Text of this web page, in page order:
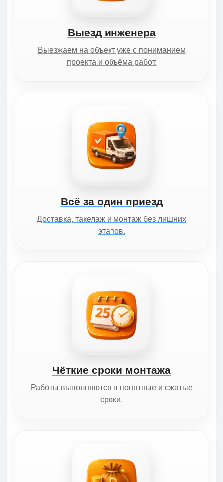
Выезд инженера
Выезжаем на объект уже с пониманием
проекта и объёма работ.
Всё за один приезд
Доставка, такелаж и монтаж без лишних
этапов.
Чёткие сроки монтажа
Работы выполняются в понятные и сжатые
сроки.